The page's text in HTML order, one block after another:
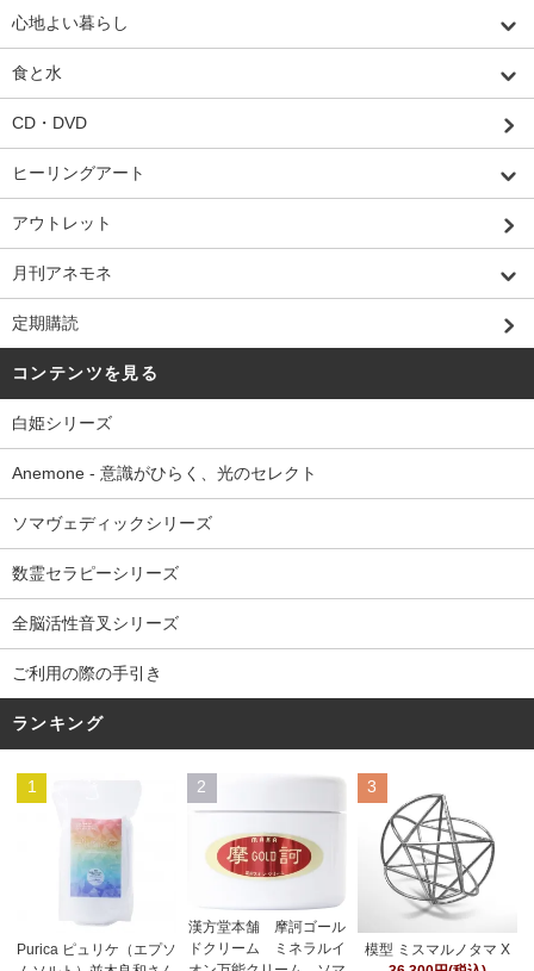
心地よい暮らし
食と水
CD・DVD
ヒーリングアート
アウトレット
月刊アネモネ
定期購読
コンテンツを見る
白姫シリーズ
Anemone - 意識がひらく、光のセレクト
ソマヴェディックシリーズ
数霊セラピーシリーズ
全脳活性音叉シリーズ
ご利用の際の手引き
ランキング
1
Purica ピュリケ（エプソ
2
漢方堂本舗 摩訶ゴール
ドクリーム ミネラルイ
3
模型 ミスマルノタマ X